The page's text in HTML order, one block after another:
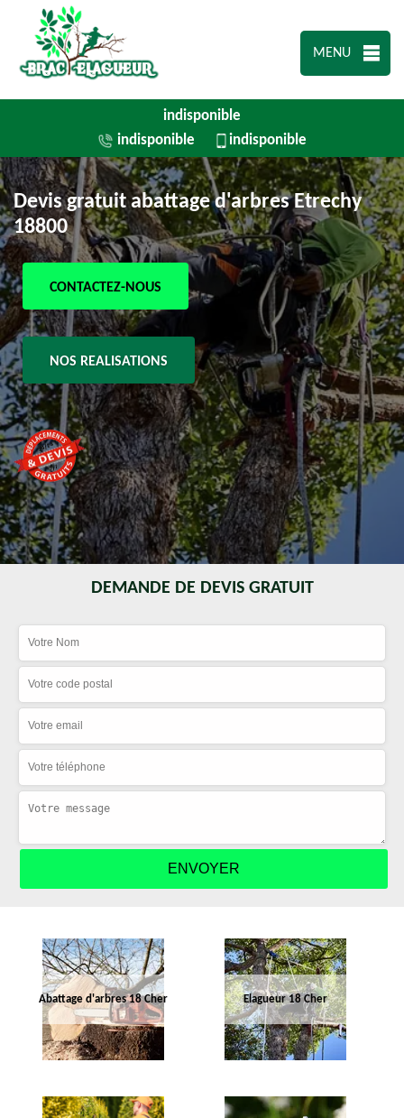
MENU
indisponible
indisponible
indisponible
Devis gratuit abattage d'arbres Etrechy
18800
CONTACTEZ-NOUS
NOS REALISATIONS
DEMANDE DE DEVIS GRATUIT
Abattage d'arbres 18 Cher Elagueur 18 Cher